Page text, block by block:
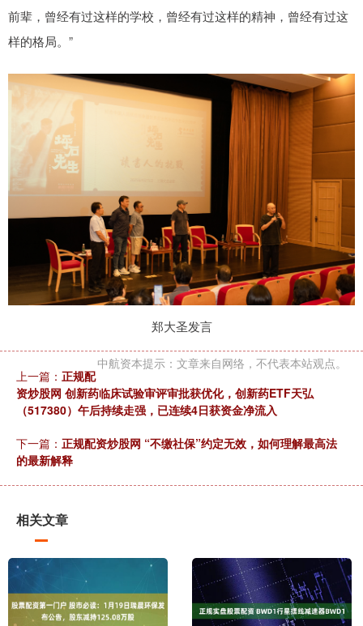
前辈，曾经有过这样的学校，曾经有过这样的精神，曾经有过这
样的格局。”
郑大圣发言
中航资本提示：文章来自网络，不代表本站观点。
上一篇： 正规配
资炒股网 创新药临床试验审评审批获优化，创新药ETF天弘
（517380）午后持续走强，已连续4日获资金净流入
下一篇： 正规配资炒股网 “不缴社保”约定无效，如何理解最高法
的最新解释
相关文章